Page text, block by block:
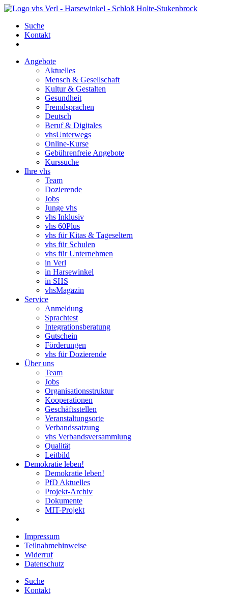
Suche
Kontakt
Angebote
Aktuelles
Mensch & Gesellschaft
Kultur & Gestalten
Gesundheit
Fremdsprachen
Deutsch
Beruf & Digitales
vhsUnterwegs
Online-Kurse
Gebührenfreie Angebote
Kurssuche
Ihre vhs
Team
Dozierende
Jobs
Junge vhs
vhs Inklusiv
vhs 60Plus
vhs für Kitas & Tageseltern
vhs für Schulen
vhs für Unternehmen
in Verl
in Harsewinkel
in SHS
vhsMagazin
Service
Anmeldung
Sprachtest
Integrationsberatung
Gutschein
Förderungen
vhs für Dozierende
Über uns
Team
Jobs
Organisationsstruktur
Kooperationen
Geschäftsstellen
Veranstaltungsorte
Verbandssatzung
vhs Verbandsversammlung
Qualität
Leitbild
Demokratie leben!
Demokratie leben!
PfD Aktuelles
Projekt-Archiv
Dokumente
MIT-Projekt
Impressum
Teilnahmehinweise
Widerruf
Datenschutz
Suche
Kontakt